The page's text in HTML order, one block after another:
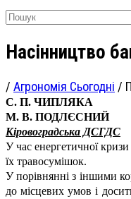
Насінництво
/ Агрономія Сьогодні /
С. П. ЧИПЛЯКА
М. В. ПОДЛЄСНИЙ
Кіровоградська ДСГДС
У час енергетичної
їх травосумішок.
У порівнянні з іншими
до місцевих умов і